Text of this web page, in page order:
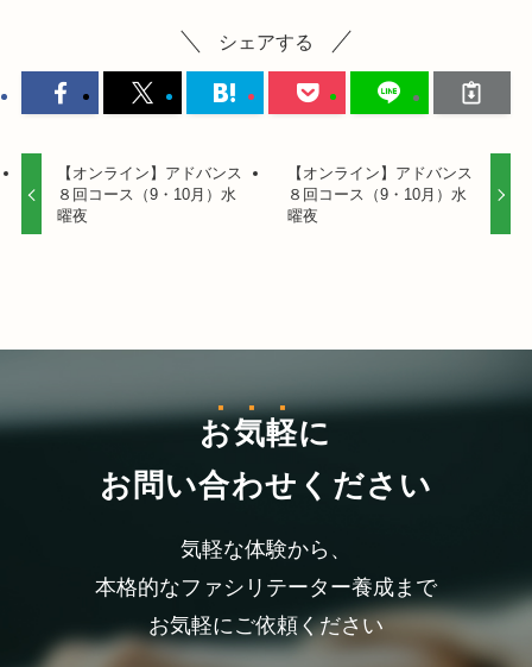
シェアする
【オンライン】アドバンス
８回コース（9・10月）水
曜夜
【オンライン】アドバンス
８回コース（9・10月）水
曜夜
お気軽に
お問い合わせください
気軽な体験から、
本格的なファシリテーター養成まで
お気軽にご依頼ください